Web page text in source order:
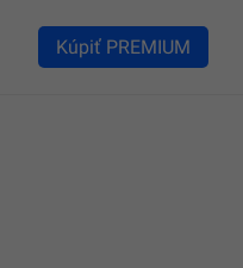
Kúpiť PREMIUM